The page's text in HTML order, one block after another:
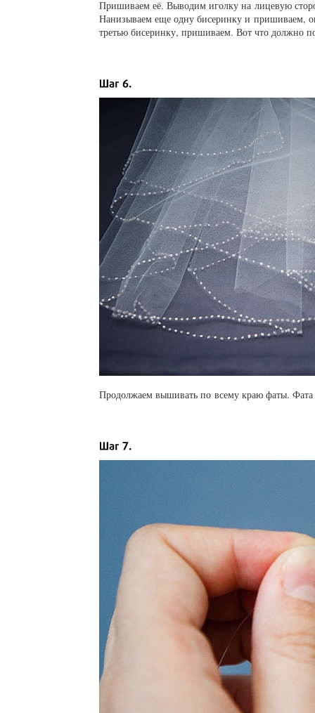
Пришиваем её. Выводим иголку на лицевую
Нанизываем еще одну бисеринку и пришиваем,
третью бисеринку, пришиваем. Вот что должно
Продолжаем вышивать по всему краю фаты. Фата